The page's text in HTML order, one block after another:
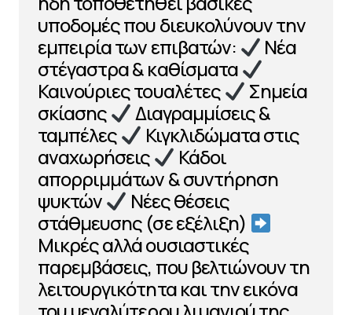
υποδομές που διευκολύνουν την
εμπειρία των επιβατών:
Νέα
στέγαστρα & καθίσματα
Καινούριες τουαλέτες
Σημεία
σκίασης
Διαγραμμίσεις &
ταμπέλες
Κιγκλιδώματα στις
αναχωρήσεις
Κάδοι
απορριμμάτων & συντήρηση
ψυκτών
Νέες θέσεις
στάθμευσης (σε εξέλιξη)
Μικρές αλλά ουσιαστικές
παρεμβάσεις, που βελτιώνουν τη
λειτουργικότητα και την εικόνα